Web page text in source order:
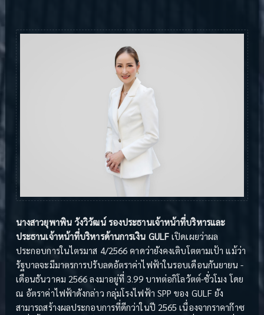
นางสาวยุพาพิน วังวิวัฒน์ รองประธานเจ้าหน้าที่บริหารและ
ประธานเจ้าหน้าที่บริหารด้านการเงิน GULF เปิดเผยว่าผล
ประกอบการในไตรมาส 4/2566 คาดว่ายังคงเติบโตตามเป้า แม้ว่า
รัฐบาลจะมีมาตรการปรับลดอัตราค่าไฟฟ้าในรอบเดือนกันยายน -
เดือนธันวาคม 2566 ลงมาอยู่ที่ 3.99 บาทต่อกิโลวัตต์-ชั่วโมง โดย
ณ อัตราค่าไฟฟ้าดังกล่าว กลุ่มโรงไฟฟ้า SPP ของ GULF ยัง
สามารถสร้างผลประกอบการที่ดีกว่าในปี 2565 เนื่องจากราคาก๊าซ